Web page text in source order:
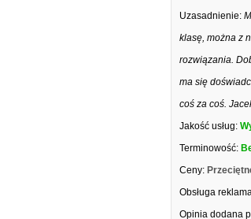
Uzasadnienie:
klasę, można z
rozwiązania.
ma się
coś za coś.
Jakość usług:
Terminowość:
Ceny:
Obsługa
Opinia dodana